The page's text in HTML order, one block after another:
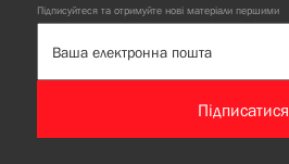
Підписуйтеся та отримуйте нові матеріали першими
Підписатися